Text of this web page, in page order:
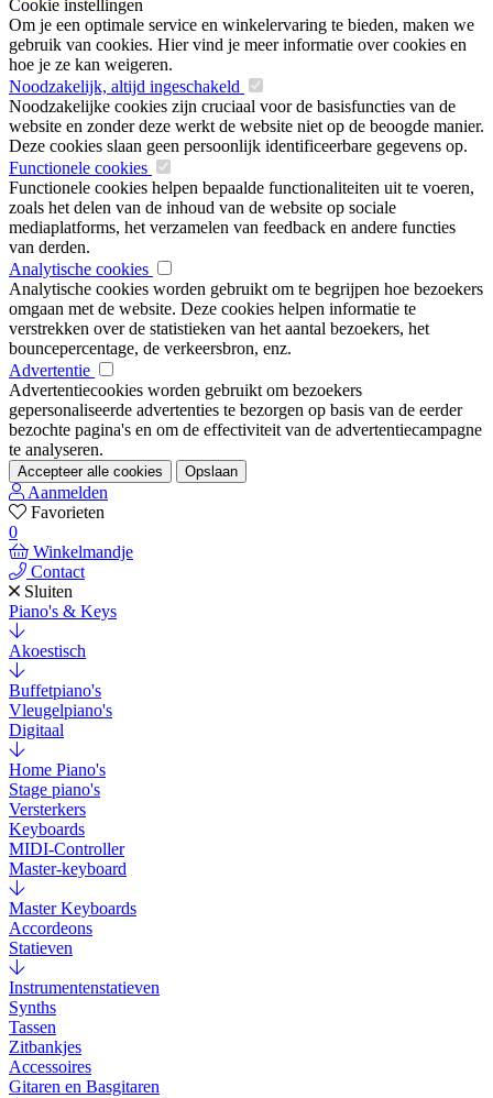
Cookie instellingen
Om je een optimale service en winkelervaring te bieden, maken we
gebruik van cookies. Hier vind je meer informatie over cookies en
hoe je ze kan weigeren.
Noodzakelijk, altijd ingeschakeld
Noodzakelijke cookies zijn cruciaal voor de basisfuncties van de
website en zonder deze werkt de website niet op de beoogde manier.
Deze cookies slaan geen persoonlijk identificeerbare gegevens op.
Functionele cookies
Functionele cookies helpen bepaalde functionaliteiten uit te voeren,
zoals het delen van de inhoud van de website op sociale
mediaplatforms, het verzamelen van feedback en andere functies
van derden.
Analytische cookies
Analytische cookies worden gebruikt om te begrijpen hoe bezoekers
omgaan met de website. Deze cookies helpen informatie te
verstrekken over de statistieken van het aantal bezoekers, het
bouncepercentage, de verkeersbron, enz.
Advertentie
Advertentiecookies worden gebruikt om bezoekers
gepersonaliseerde advertenties te bezorgen op basis van de eerder
bezochte pagina's en om de effectiviteit van de advertentiecampagne
te analyseren.
Accepteer alle cookies Opslaan
Aanmelden
Favorieten
0
Winkelmandje
Contact
Sluiten
Piano's & Keys
Akoestisch
Buffetpiano's
Vleugelpiano's
Digitaal
Home Piano's
Stage piano's
Versterkers
Keyboards
MIDI-Controller
Master-keyboard
Master Keyboards
Accordeons
Statieven
Instrumentenstatieven
Synths
Tassen
Zitbankjes
Accessoires
Gitaren en Basgitaren